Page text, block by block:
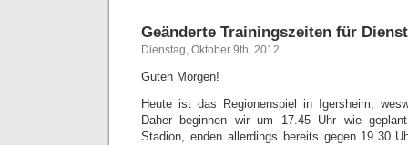
Geänderte Trainingszeiten für
Dienstag, Oktober 9th, 2012
Guten Morgen!
Heute ist das Regionenspiel in Igersheim,
Daher beginnen wir um 17.45 Uhr wie
Stadion, enden allerdings bereits gegen 19.30